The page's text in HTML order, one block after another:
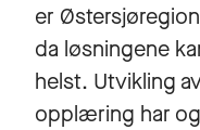
er
da løsningene
helst. Utvikling
opplæring har